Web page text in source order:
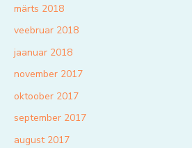
märts 2018
veebruar 2018
jaanuar 2018
november 2017
oktoober 2017
september 2017
august 2017